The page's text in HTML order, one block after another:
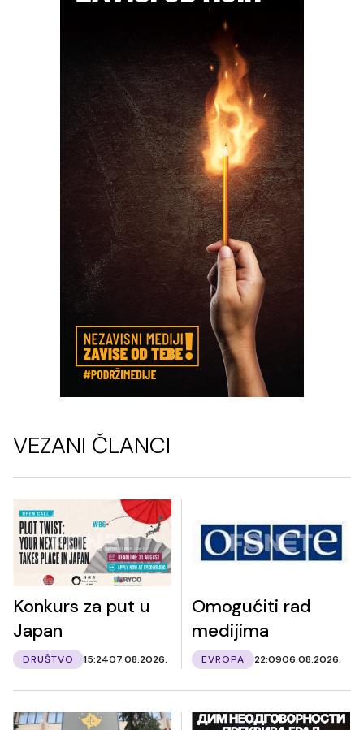
VEZANI ČLANCI
Konkurs za put u
Japan
DRUŠTVO 15:2407.08.2026.
Omogućiti rad
medijima
EVROPA 22:0906.08.2026.